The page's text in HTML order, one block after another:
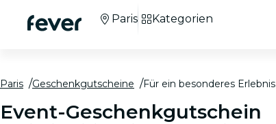
Paris Kategorien
Paris Geschenkgutscheine Für ein besonderes Erlebnis
Event-Geschenkgutschein